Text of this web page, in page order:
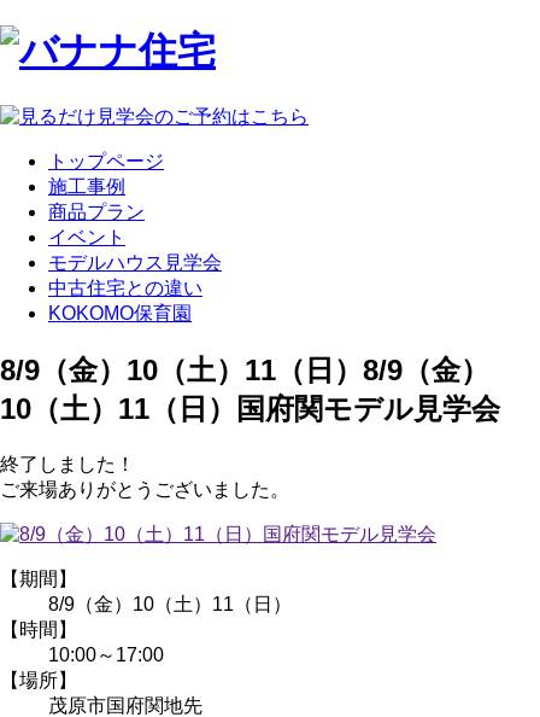
トップページ
施工事例
商品プラン
イベント
モデルハウス見学会
中古住宅との違い
KOKOMO保育園
8/9（金）10（土）11（日） 8/9（金）
10（土）11（日）国府関モデル見学会
終了しました！
ご来場ありがとうございました。
【期間】
8/9（金）10（土）11（日）
【時間】
10:00～17:00
【場所】
茂原市国府関地先